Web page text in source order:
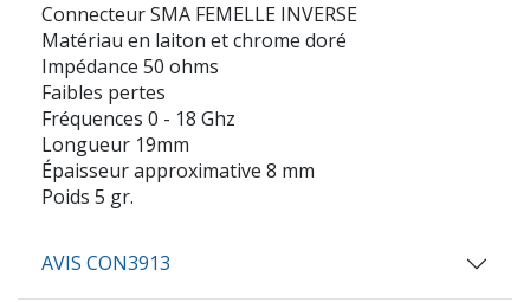
Connecteur SMA FEMELLE INVERSE
Matériau en laiton et chrome doré
Impédance 50 ohms
Faibles pertes
Fréquences 0 - 18 Ghz
Longueur 19mm
Épaisseur approximative 8 mm
Poids 5 gr.
AVIS CON3913